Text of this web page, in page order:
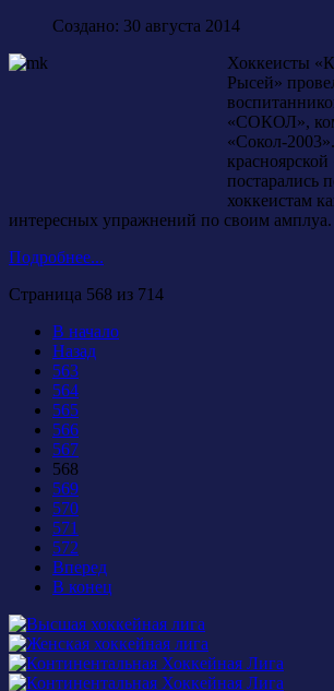
Создано: 30 августа 2014
Хоккеисты
Рысей»
«СОКОЛ»,
«Сокол-
постарались
хоккеистам
интересных упражнений по своим амплуа.
Подробнее...
Страница 568 из 714
В начало
Назад
563
564
565
566
567
568
569
570
571
572
Вперед
В конец